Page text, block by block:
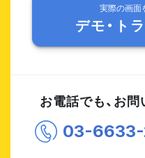
実際の画面
デモ・ト
お電話でも、お
03-6633-